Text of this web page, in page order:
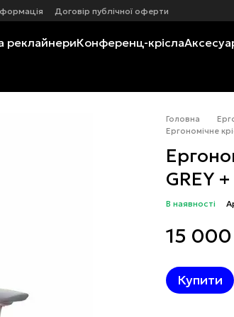
Договір публічної оферти
реклайнериКонференц-крісла
Головна
Ергономічне
GREY
В наявності
15
Купити